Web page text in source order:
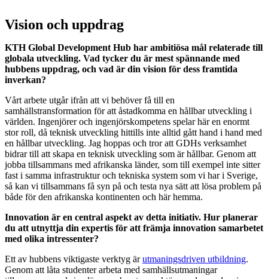
Vision och uppdrag
KTH Global Development Hub har ambitiösa mål relaterade till
globala utveckling. Vad tycker du är mest spännande med
hubbens uppdrag, och vad är din vision för dess framtida
inverkan?
Vårt arbete utgår ifrån att vi behöver få till en
samhällstransformation för att åstadkomma en hållbar utveckling i
världen. Ingenjörer och ingenjörskompetens spelar här en enormt
stor roll, då teknisk utveckling hittills inte alltid gått hand i hand med
en hållbar utveckling. Jag hoppas och tror att GDHs verksamhet
bidrar till att skapa en teknisk utveckling som är hållbar. Genom att
jobba tillsammans med afrikanska länder, som till exempel inte sitter
fast i samma infrastruktur och tekniska system som vi har i Sverige,
så kan vi tillsammans få syn på och testa nya sätt att lösa problem på
både för den afrikanska kontinenten och här hemma.
Innovation är en central aspekt av detta initiativ. Hur planerar
du att utnyttja din expertis för att främja innovation samarbetet
med olika intressenter?
Ett av hubbens viktigaste verktyg ärutmaningsdriven utbildning.
Genom att låta studenter arbeta med samhällsutmaningar